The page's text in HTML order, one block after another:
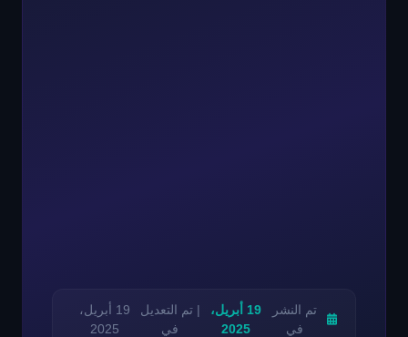
تم النشر
في
19 أبريل،
2025
| تم التعديل
في
19 أبريل،
2025